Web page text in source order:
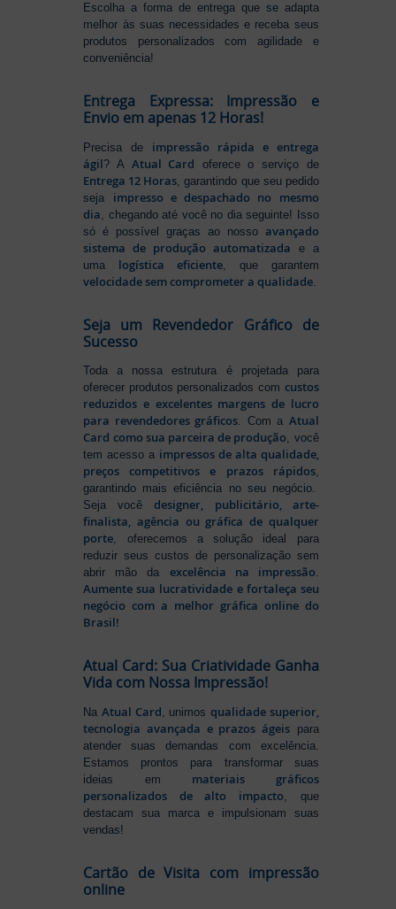
Escolha a forma de entrega que se adapta
melhor às suas necessidades e receba seus
produtos personalizados com agilidade e
conveniência!
Entrega Expressa: Impressão e
Envio em apenas 12 Horas!
Precisa de impressão rápida e entrega
ágil? A Atual Card oferece o serviço de
Entrega 12 Horas , garantindo que seu pedido
seja impresso e despachado no mesmo
dia , chegando até você no dia seguinte! Isso
só é possível graças ao nosso avançado
sistema de produção automatizada e a
uma logística eficiente , que garantem
velocidade sem comprometer a qualidade
Seja um Revendedor Gráfico de
Sucesso
Toda a nossa estrutura é projetada para
oferecer produtos personalizados com custos
reduzidos e excelentes margens de lucro
para revendedores gráficos. Com a Atual
Card como sua parceira de produção, você
tem acesso a impressos de alta qualidade,
preços competitivos e prazos rápidos,
garantindo mais eficiência no seu negócio.
Seja vocêdesigner, publicitário, arte-
finalista, agência ou gráfica de qualquer
porte, oferecemos a solução ideal para
reduzir seus custos de personalização sem
abrir mão da excelência na impressão.
Aumente sua lucratividade e fortaleça seu
negócio com a melhor gráfica online do
Brasil!
Atual Card: Sua Criatividade Ganha
Vida com Nossa Impressão!
Na Atual Card, unimos qualidade superior,
tecnologia avançada e prazos ágeispara
atender suas demandas com excelência.
Estamos prontos para transformar suas
ideias em materiais gráficos
personalizados de alto impacto, que
destacam sua marca e impulsionam suas
vendas!
Cartão de Visita com impressão
online